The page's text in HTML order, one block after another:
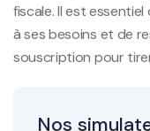
fiscale. Il est
à ses besoins et de
souscription pour
Nos